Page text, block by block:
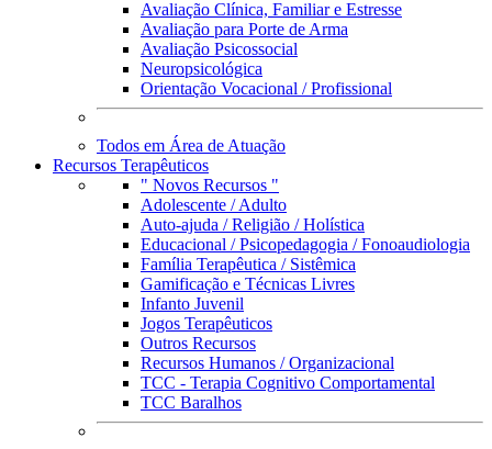
Avaliação Clínica, Familiar e Estresse
Avaliação para Porte de Arma
Avaliação Psicossocial
Neuropsicológica
Orientação Vocacional / Profissional
Todos em Área de Atuação
Recursos Terapêuticos
" Novos Recursos "
Adolescente / Adulto
Auto-ajuda / Religião / Holística
Educacional / Psicopedagogia / Fonoaudiologia
Família Terapêutica / Sistêmica
Gamificação e Técnicas Livres
Infanto Juvenil
Jogos Terapêuticos
Outros Recursos
Recursos Humanos / Organizacional
TCC - Terapia Cognitivo Comportamental
TCC Baralhos